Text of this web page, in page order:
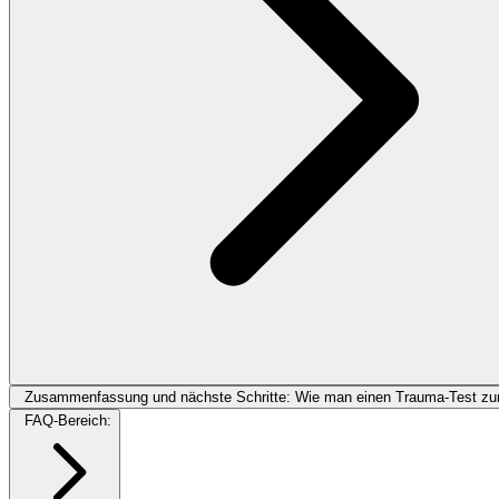
Zusammenfassung und nächste Schritte: Wie man einen Trauma-Test
FAQ-Bereich: